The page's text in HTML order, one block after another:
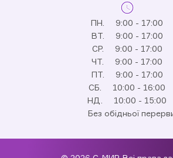
ПН.
9:00 - 17:00
ВТ.
9:00 - 17:00
СР.
9:00 - 17:00
ЧТ.
9:00 - 17:00
ПТ.
9:00 - 17:00
СБ.
10:00 - 16:00
НД.
10:00 - 15:00
Без обідньої